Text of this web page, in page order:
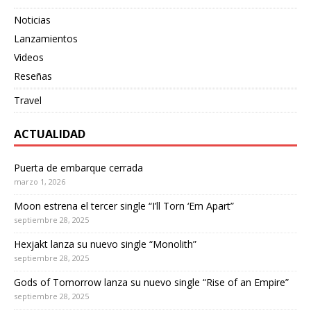
Noticias
Lanzamientos
Videos
Reseñas
Travel
ACTUALIDAD
Puerta de embarque cerrada
marzo 1, 2026
Moon estrena el tercer single “I’ll Torn ‘Em Apart”
septiembre 28, 2025
Hexjakt lanza su nuevo single “Monolith”
septiembre 28, 2025
Gods of Tomorrow lanza su nuevo single “Rise of an Empire”
septiembre 28, 2025